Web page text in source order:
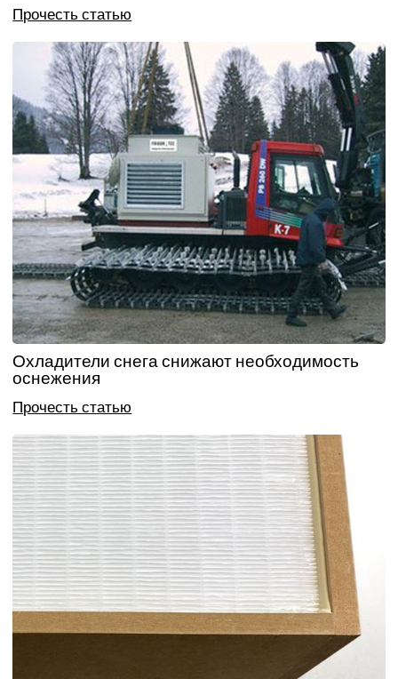
Прочесть статью
Охладители снега снижают необходимость
оснежения
Прочесть статью